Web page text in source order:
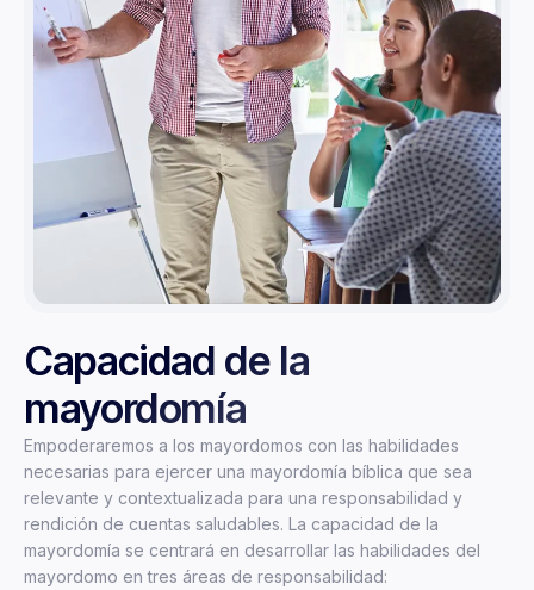
Capacidad de la
mayordomía
Empoderaremos a los mayordomos con las habilidades
necesarias para ejercer una mayordomía bíblica que sea
relevante y contextualizada para una responsabilidad y
rendición de cuentas saludables. La capacidad de la
mayordomía se centrará en desarrollar las habilidades del
mayordomo en tres áreas de responsabilidad: